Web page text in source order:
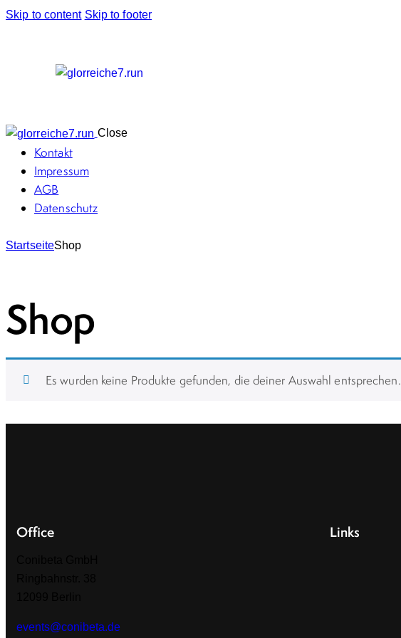
Skip to content Skip to footer
Close
Kontakt
Impressum
AGB
Datenschutz
StartseiteShop
Shop
Es wurden keine Produkte gefunden, die deiner Auswahl entsprechen.
Office
events@conibeta.de
Links